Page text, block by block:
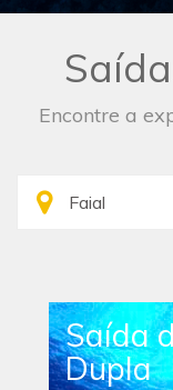
Encontre a
Saída
Dupla